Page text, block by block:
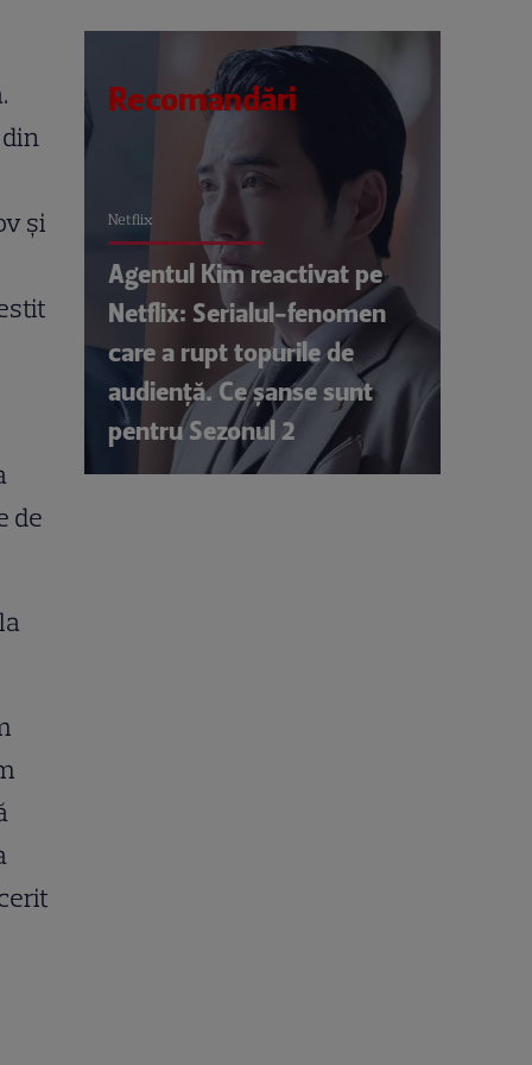
şi
de
Recomandări
Netflix
Agentul Kim reactivat pe
Netflix: Serialul-fenomen
care a rupt topurile de
audiență. Ce șanse sunt
pentru Sezonul 2